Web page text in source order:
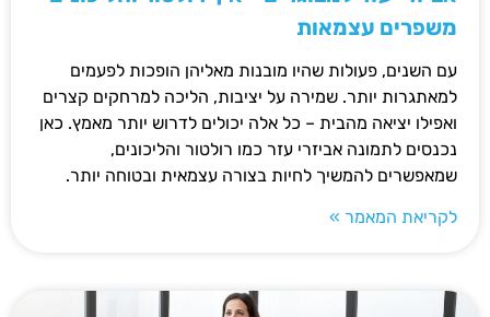
משפרים עצמאות
עם השנים, פעולות שהיו מובנות מאליהן הופכות לפעמים
למאתגרות יותר. שמירה על יציבות, הליכה למרחקים קצרים
ואפילו יציאה מהבית – כל אלה יכולים לדרוש יותר מאמץ. כאן
נכנסים לתמונה אביזרי עזר כמו רולטור והליכונים,
שמאפשרים להמשיך לחיות בצורה עצמאית ובטוחה יותר.
לקריאת המאמר »